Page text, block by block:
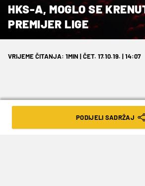
HKS-A, MOGLO SE
PREMIJER LIGE
VRIJEME ČITANJA: 1MIN | ČET. 17.10.19. | 14:07
Sporost i
PODIJELI SADRŽAJ